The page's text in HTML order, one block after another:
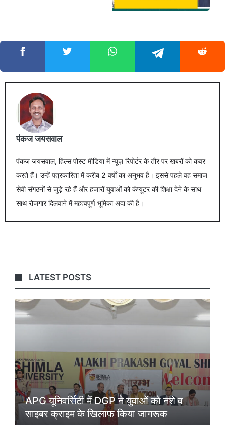
पंकज जयसवाल
पंकज जयसवाल, हिल्स पोस्ट मीडिया में न्यूज़ रिपोर्टर के तौर पर खबरों को कवर
करते हैं। उन्हें पत्रकारिता में करीब 2 वर्षों का अनुभव है। इससे पहले वह समाज
सेवी संगठनों से जुड़े रहे हैं और हजारों युवाओं को कंप्यूटर की शिक्षा देने के साथ
साथ रोजगार दिलवाने में महत्वपूर्ण भूमिका अदा की है।
LATEST POSTS
APG यूनिवर्सिटी में DGP ने युवाओं को नशे व
साइबर क्राइम के खिलाफ किया जागरूक